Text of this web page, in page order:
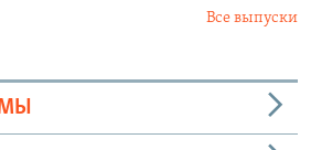
Все выпуски